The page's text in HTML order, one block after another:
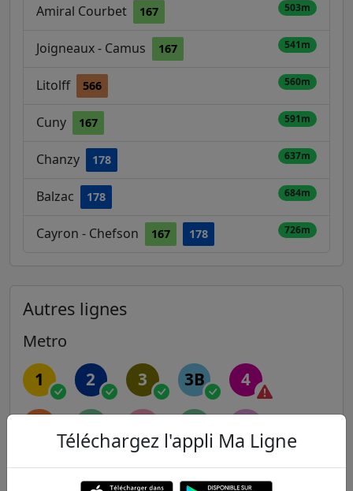
Amiral Courbet 167 503m
Joigneaux - Camus 167 541m
Litolff 566 560m
Cuny 167 591m
Chanzy 178 637m
Balzac 178 684m
Cayron - Chefson 167 178 726m
Autres lignes
Metro
1 2 3 3B 4
9 10 11 12 13
Téléchargez l'appli Ma Ligne